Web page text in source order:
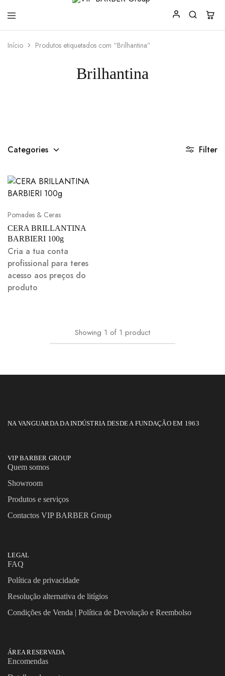
BARBER
para
Início Produtos etiquetados com “Brilhantina”
Brilhantina
Categories Filter
Pomades & Ceras
CERA BRILLANTINA
BARBIERI 100g
Cria a tua conta
profissional para teres
acesso aos preços do
produto
Showing 1 of 1 product
NA VANGUARDA DA INDÚSTRIA DESDE A FUNDAÇÃO EM 1963
VIP BARBER GROUP
Quem somos
Showroom
Produtos e serviços
Contactos VIP BARBER Group
LEGAL
FAQ
Política de privacidade
Resolução alternativa de litígios
Condições de Venda | Política de Devolução e Reembolso
ÁREA RESERVADA
Encomendas